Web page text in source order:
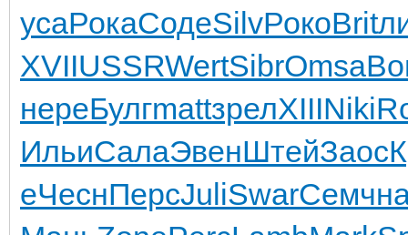
усаРокаСодеSilvРокоBrit
XVIIUSSRWertSibrOmsa
нереБулгmattзрелXIIINiki
ИльиСалаЭвенШтейЗаос
eЧеснПерсJuliSwarСемч